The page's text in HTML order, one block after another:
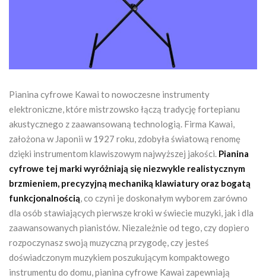
Pianina cyfrowe Kawai to nowoczesne instrumenty
elektroniczne, które mistrzowsko łączą tradycję fortepianu
akustycznego z zaawansowaną technologią. Firma Kawai,
założona w Japonii w 1927 roku, zdobyła światową renomę
dzięki instrumentom klawiszowym najwyższej jakości. Pianina
cyfrowe tej marki wyróżniają się niezwykle realistycznym
brzmieniem, precyzyjną mechaniką klawiatury oraz bogatą
funkcjonalnością , co czyni je doskonałym wyborem zarówno
dla osób stawiających pierwsze kroki w świecie muzyki, jak i dla
zaawansowanych pianistów. Niezależnie od tego, czy dopiero
rozpoczynasz swoją muzyczną przygodę, czy jesteś
doświadczonym muzykiem poszukującym kompaktowego
instrumentu do domu, pianina cyfrowe Kawai zapewniają